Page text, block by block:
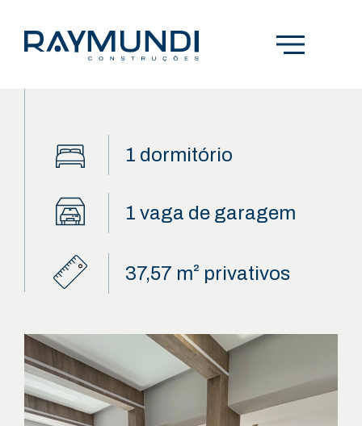
HOME
EMPREENDIMENTOS
OPORTUNIDADES
BLOG
POLÍTICA DE PRIVACIDADE
(47) 3222-1200
1 dormitório
1 vaga de garagem
37,57 m² privativos